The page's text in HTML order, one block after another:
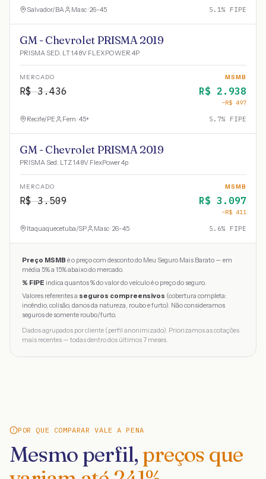
Salvador/BA Masc · 26-45 5.1% FIPE
GM - Chevrolet PRISMA 2019
PRISMA SED. LT 1.4 8V FLEXPOWER 4P
MERCADO
R$3.436
MSMB
R$ 2.938
−R$ 497
Recife/PE Fem · 45+ 5.7% FIPE
GM - Chevrolet PRISMA 2019
PRISMA Sed. LTZ 1.4 8V FlexPower 4p
MERCADO
R$3.509
MSMB
R$ 3.097
−R$ 411
Itaquaquecetuba/SP Masc · 26-45 5.6% FIPE
Preço MSMB é o preço com desconto do Meu Seguro Mais Barato — em
média 5% a 15% abaixo do mercado.
% FIPE indica quantos % do valor do veículo é o preço do seguro.
Valores referentes a seguros compreensivos (cobertura completa:
incêndio, colisão, danos da natureza, roubo e furto). Não consideramos
seguros de somente roubo/furto.
Dados agrupados por cliente (perfil anonimizado). Priorizamos as cotações
mais recentes — todas dentro dos últimos 7 meses.
POR QUE COMPARAR VALE A PENA
Mesmo perfil, preços que